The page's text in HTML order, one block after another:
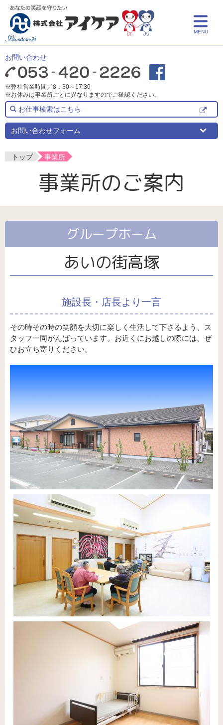
MENU
介護についての学び
福祉用具
事業所検索
新卒採用
パート・アルバイト採用
よくある質問
サイト/プライバシーポリシー
お仕事検索はこちら
お問い合わせフォーム
お問い合わせ
※弊社営業時間／8：30～17:30
※お休みは事業所ごとに異なりますのでご確認ください。
トップ 事業所
事業所のご案内
グループホーム
あいの街高塚
施設長・店長より一言
その時その時の笑顔を大切に楽しく生活して下さるよう、ス
タッフ一同がんばっています。お近くにお越しの際には、ぜ
ひお立ち寄りください。